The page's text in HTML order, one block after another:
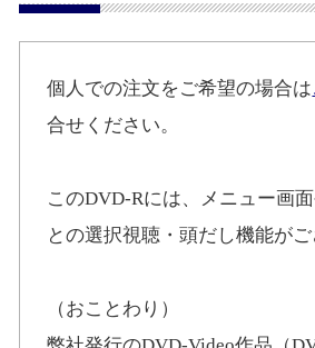
個人での注文をご希望の場合は
合せください。
このDVD-Rには、メニュー画
との選択視聴・頭だし機能がご
（おことわり）